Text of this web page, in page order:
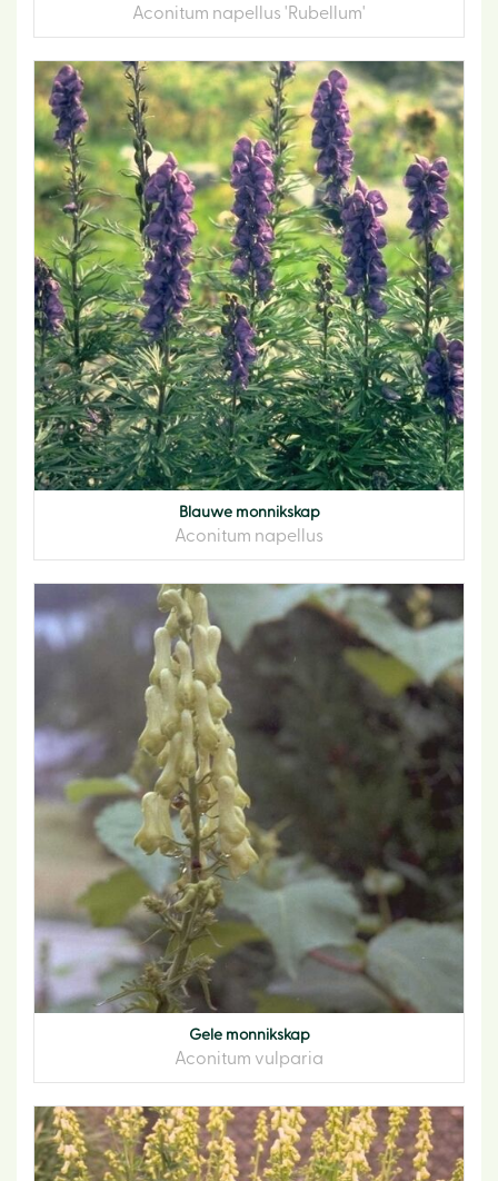
Aconitum napellus 'Rubellum'
Blauwe monnikskap
Aconitum napellus
Gele monnikskap
Aconitum vulparia